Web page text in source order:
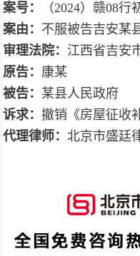
案号：
（2024）赣08行
案由： 不服被告吉安某
审理法院： 江西省吉安
原告： 康某
被告： 某县人民政府
诉求：撤销《房屋征收
代理律师：北京市盛廷